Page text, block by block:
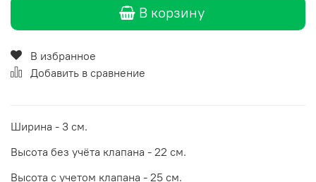
В корзину
В избранное
Добавить в сравнение
Ширина - 3 см.
Высота без учёта клапана - 22 см.
Высота с учетом клапана - 25 см.